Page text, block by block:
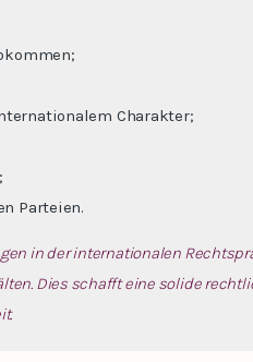
Charakter;
Parteien.
in der internationalen
Dies schafft eine solide